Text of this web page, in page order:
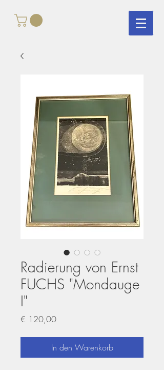
Radierung von Ernst
FUCHS "Mondauge
I"
€ 120,00Preis
In den Warenkorb